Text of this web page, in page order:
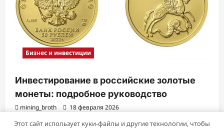
Бизнес и инвестиции
Инвестирование в российские золотые
монеты: подробное руководство
mining_broth 18 февраля 2026
Этот сайт использует куки-файлы и другие технологии, чтобы